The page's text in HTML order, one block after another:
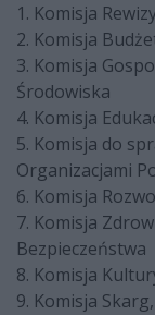
1. Komisja
2. Komisja
3. Komisja
Środowiska
4. Komisja
5. Komisja do
Organizacjami
6. Komisja
7. Komisja
Bezpieczeństwa
8. Komisja
9. Komisja